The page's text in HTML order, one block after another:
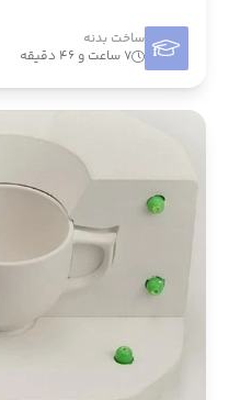
ساخت بدنه
۷ ساعت و ۴۶ دقیقه